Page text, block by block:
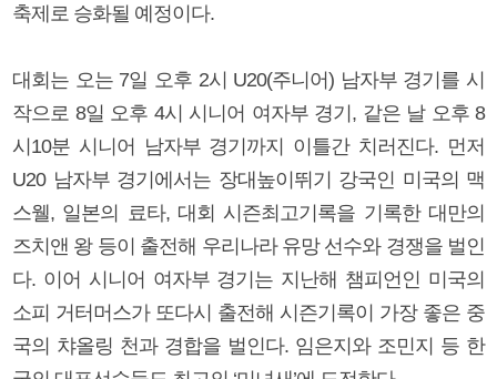
축제로 승화될 예정이다.
대회는 오는 7일 오후 2시 U20(주니어) 남자부 경기를 시
작으로 8일 오후 4시 시니어 여자부 경기, 같은 날 오후 8
시10분 시니어 남자부 경기까지 이틀간 치러진다. 먼저
U20 남자부 경기에서는 장대높이뛰기 강국인 미국의 맥
스웰, 일본의 료타, 대회 시즌최고기록을 기록한 대만의
즈치앤 왕 등이 출전해 우리나라 유망 선수와 경쟁을 벌인
다. 이어 시니어 여자부 경기는 지난해 챔피언인 미국의
소피 거터머스가 또다시 출전해 시즌기록이 가장 좋은 중
국의 챠올링 천과 경합을 벌인다. 임은지와 조민지 등 한